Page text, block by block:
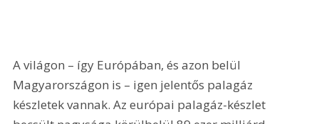
A világon – így Európában, és azon belül
Magyarországon is – igen jelentős palagáz
készletek vannak. Az európai palagáz-készlet